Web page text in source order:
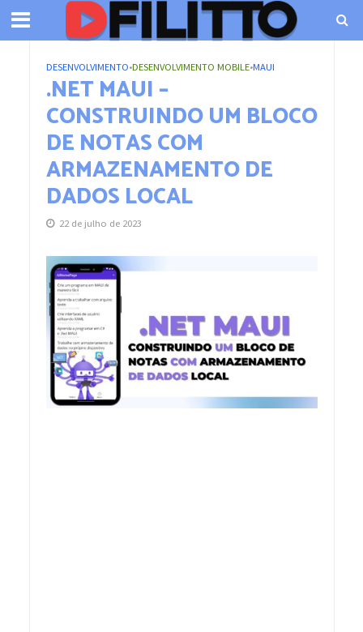
DESENVOLVIMENTO•DESENVOLVIMENTO MOBILE•MAUI
.NET MAUI –
CONSTRUINDO UM BLOCO
DE NOTAS COM
ARMAZENAMENTO DE
DADOS LOCAL
22 de julho de 2023